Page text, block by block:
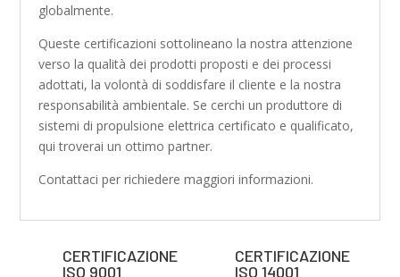
globalmente.
Queste certificazioni sottolineano la nostra attenzione
verso la qualità dei prodotti proposti e dei processi
adottati, la volontà di soddisfare il cliente e la nostra
responsabilità ambientale. Se cerchi un produttore di
sistemi di propulsione elettrica certificato e qualificato,
qui troverai un ottimo partner.
Contattaci per richiedere maggiori informazioni.
CERTIFICAZIONE
ISO 9001
CERTIFICAZIONE
ISO 14001